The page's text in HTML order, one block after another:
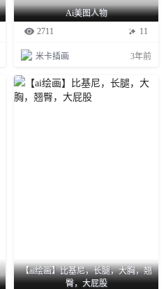
Ai美图人物
2711
11
米卡插画 3年前
【ai绘画】比基尼，长腿，大胸，翘
臀，大屁股